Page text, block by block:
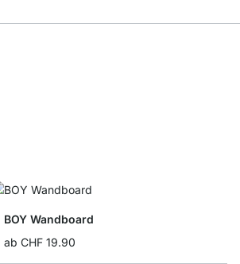
BOY Wandboard
ab CHF 19.90